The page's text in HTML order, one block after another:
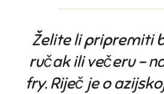
Želite li pripremiti
ručak ili večeru –
fry. Riječ je o